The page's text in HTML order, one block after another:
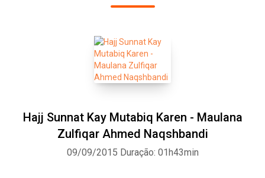
Hajj Sunnat Kay Mutabiq Karen - Maulana
Zulfiqar Ahmed Naqshbandi
09/09/2015 Duração: 01h43min